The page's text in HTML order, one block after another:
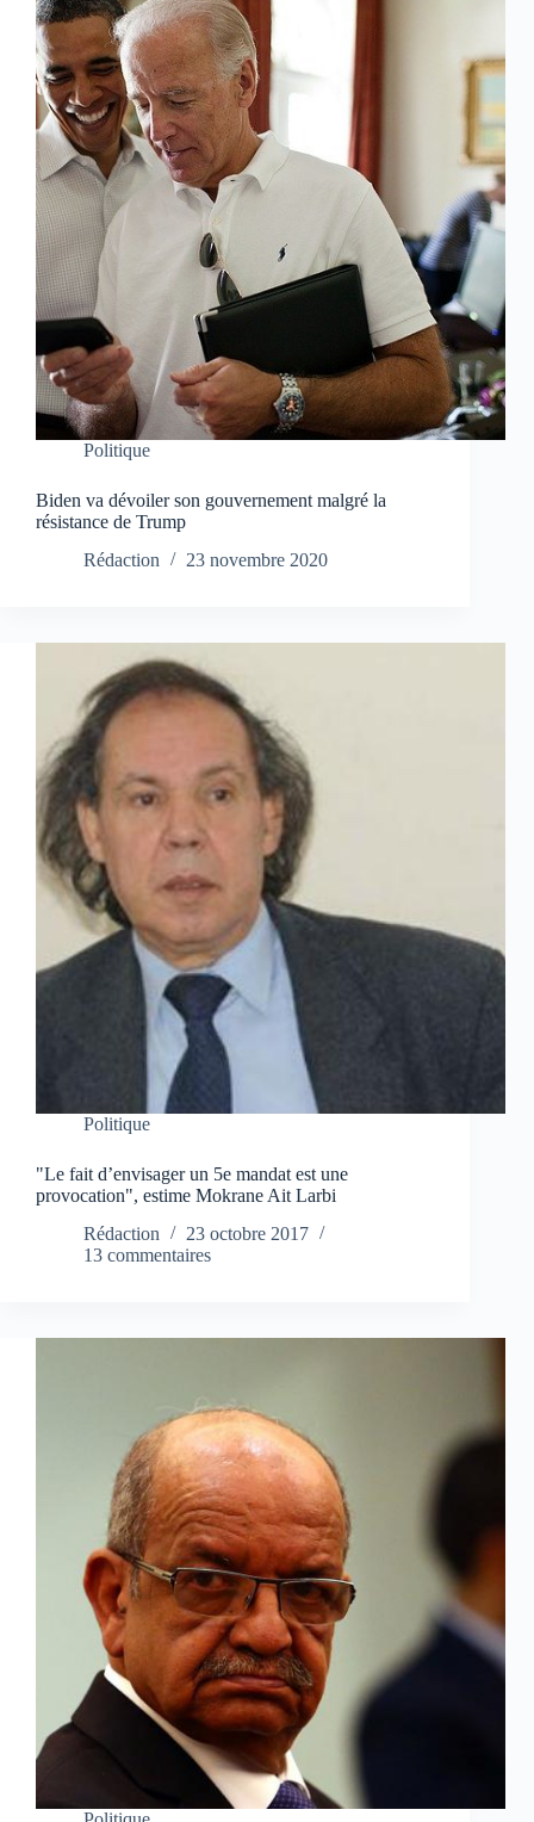
Politique
Biden va dévoiler son gouvernement malgré la
résistance de Trump
Rédaction
23 novembre 2020
Politique
"Le fait d’envisager un 5e mandat est une
provocation", estime Mokrane Ait Larbi
Rédaction
23 octobre 2017
13 commentaires